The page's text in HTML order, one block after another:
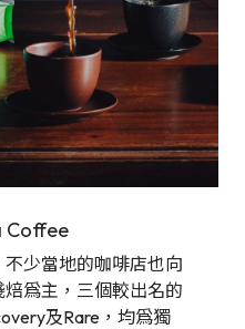
Coffee
少當地的咖啡店也向
爲主，三個較出名的
及Rare，均爲獨